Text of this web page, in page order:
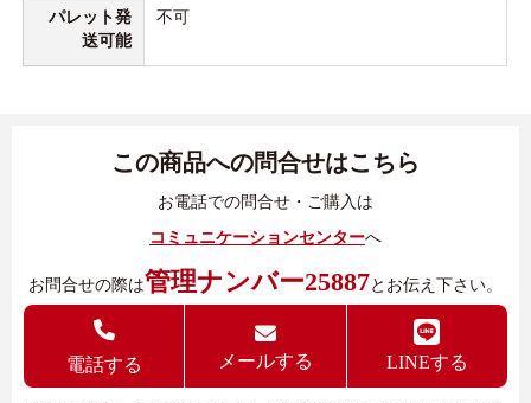
パレット発
送可能
不可
この商品への問合せはこちら
お電話での問合せ・ご購入は
コミュニケーションセンターへ
お問合せの際は管理ナンバー25887とお伝え下さい。
電話する メールする LINEする